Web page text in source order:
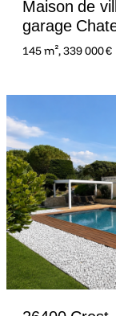
Maison de
garage
145 m², 339 000 €